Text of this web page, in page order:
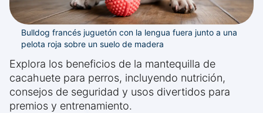
Bulldog francés juguetón con la lengua fuera junto a una
pelota roja sobre un suelo de madera
Explora los beneficios de la mantequilla de
cacahuete para perros, incluyendo nutrición,
consejos de seguridad y usos divertidos para
premios y entrenamiento.